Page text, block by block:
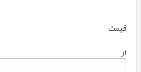
قیمت
از